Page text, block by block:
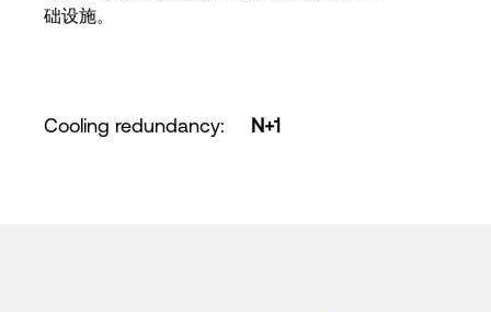
础设施。
Cooling redundancy: N+1